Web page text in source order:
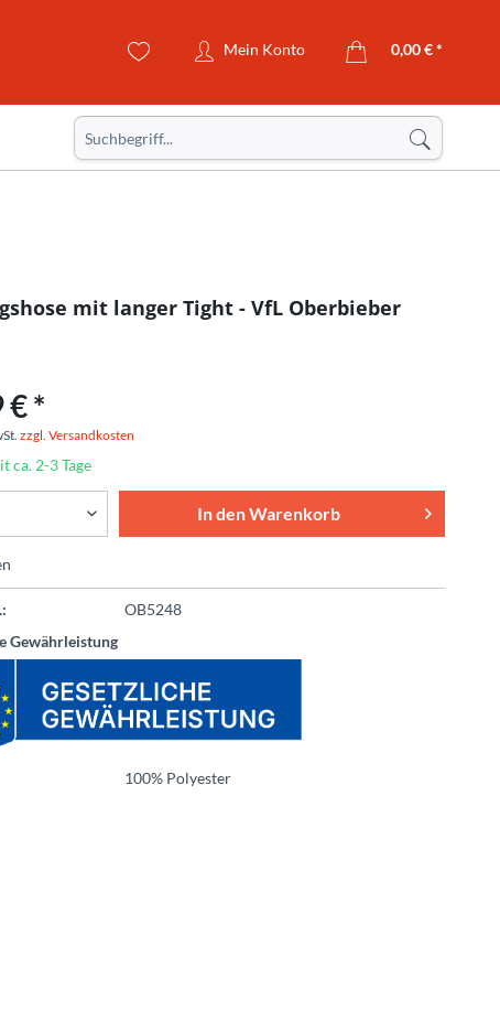
Mein Konto 0,00 € *
mit langer Tight - VfL Oberbieber
€ *
zzgl. Versandkosten
ca. 2-3 Tage
In denWarenkorb
OB5248
Gewährleistung
100% Polyester